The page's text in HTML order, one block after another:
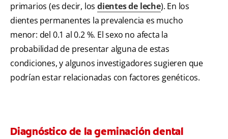
primarios (es decir, losdientes de leche). En los
dientes permanentes la prevalencia es mucho
menor: del 0.1 al 0.2 %. El sexo no afecta la
probabilidad de presentar alguna de estas
condiciones, y algunos investigadores sugieren que
podrían estar relacionadas con factores genéticos.
Diagnóstico de la geminación dental